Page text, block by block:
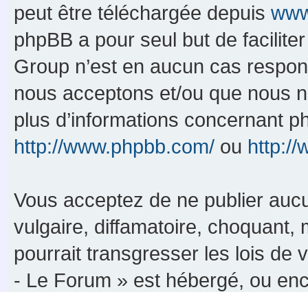
peut être téléchargée depuis
phpBB a pour seul but de
Group n’est en aucun cas
nous acceptons et/ou que nous
plus d’informations concernant
http://www.phpbb.com/ ou http://
Vous acceptez de ne publier
vulgaire, diffamatoire, choquant,
pourrait transgresser les lois de
- Le Forum » est hébergé, ou